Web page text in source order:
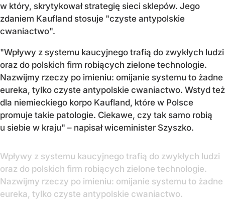
w który, skrytykował strategię sieci sklepów. Jego
zdaniem Kaufland stosuje "czyste antypolskie
cwaniactwo".
"Wpływy z systemu kaucyjnego trafią do zwykłych ludzi
oraz do polskich firm robiących zielone technologie.
Nazwijmy rzeczy po imieniu: omijanie systemu to żadne
eureka, tylko czyste antypolskie cwaniactwo. Wstyd też
dla niemieckiego korpo Kaufland, które w Polsce
promuje takie patologie. Ciekawe, czy tak samo robią
u siebie w kraju" – napisał wiceminister Szyszko.
Wpływy z systemu kaucyjnego trafią do zwykłych ludzi
oraz do polskich firm robiących zielone technologie.
Nazwijmy rzeczy po imieniu: omijanie systemu to żadne
eureka, tylko czyste antypolskie cwaniactwo.